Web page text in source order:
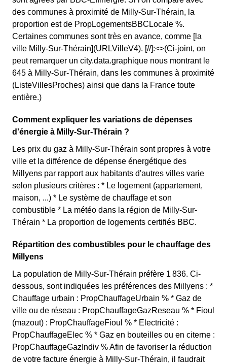
des communes à proximité de Milly-Sur-Thérain, la
proportion est de PropLogementsBBCLocale %.
Certaines communes sont très en avance, comme [la
ville Milly-Sur-Thérain](URLVilleV4). [//]:<>(Ci-joint, on
peut remarquer un city.data.graphique nous montrant le
645 à Milly-Sur-Thérain, dans les communes à proximité
(ListeVillesProches) ainsi que dans la France toute
entière.)
Comment expliquer les variations de dépenses
d'énergie à Milly-Sur-Thérain ?
Les prix du gaz à Milly-Sur-Thérain sont propres à votre
ville et la différence de dépense énergétique des
Millyens par rapport aux habitants d'autres villes varie
selon plusieurs critères : * Le logement (appartement,
maison, ...) * Le système de chauffage et son
combustible * La météo dans la région de Milly-Sur-
Thérain * La proportion de logements certifiés BBC.
Répartition des combustibles pour le chauffage des
Millyens
La population de Milly-Sur-Thérain préfère 1 836. Ci-
dessous, sont indiquées les préférences des Millyens : *
Chauffage urbain : PropChauffageUrbain % * Gaz de
ville ou de réseau : PropChauffageGazReseau % * Fioul
(mazout) : PropChauffageFioul % * Electricité :
PropChauffageElec % * Gaz en bouteilles ou en citerne :
PropChauffageGazIndiv % Afin de favoriser la réduction
de votre facture énergie à Milly-Sur-Thérain, il faudrait